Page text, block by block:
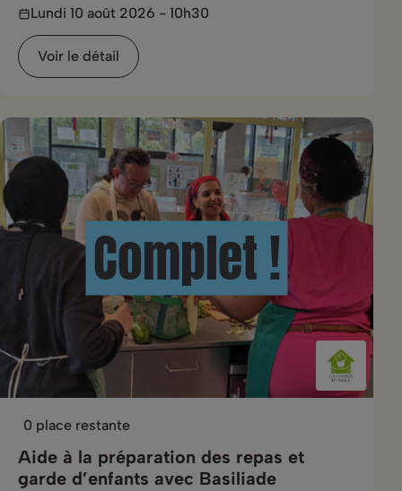
Lundi 10 août 2026 - 10h30
Voir le détail
Complet !
0 place restante
Aide à la préparation des repas et
garde d’enfants avec Basiliade